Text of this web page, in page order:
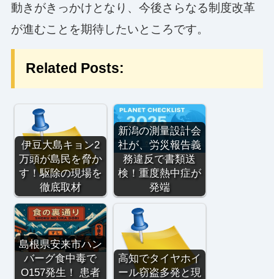
動きがきっかけとなり、今後さらなる制度改革
が進むことを期待したいところです。
Related Posts:
伊豆大島キョン2
万頭が島民を脅か
す！駆除の現場を
徹底取材
新潟の測量設計会
社が、労災報告義
務違反で書類送
検！重度熱中症が
発端
島根県安来市ハン
バーグ食中毒で
O157発生！ 患者
高知でタイヤホイ
ール窃盗多発と現